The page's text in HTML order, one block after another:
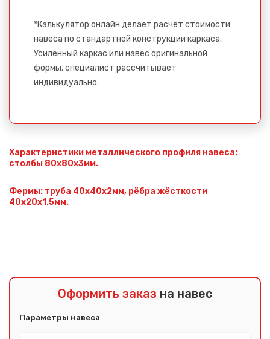
*Калькулятор онлайн делает расчёт стоимости
навеса по стандартной конструкции каркаса.
Усиленный каркас или навес оригинальной
формы, специалист рассчитывает
индивидуально.
Характеристики металлического профиля навеса:
столбы 80х80х3мм.
Фермы: труба 40х40х2мм, рёбра жёсткости
40х20х1.5мм.
Оформить заказ на навес
Параметры навеса
отправлено
Спасибо за обращение, наш специалист свяжется с
Вами.